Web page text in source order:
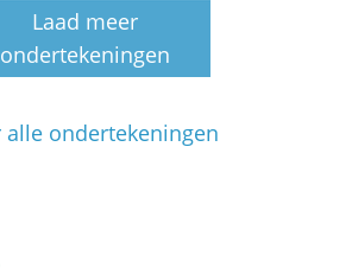
Laad meer
ondertekeningen
alle ondertekeningen